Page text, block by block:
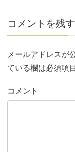
o
o
k
コメントを残す
メールアドレスが
ている欄は必須項
コメント